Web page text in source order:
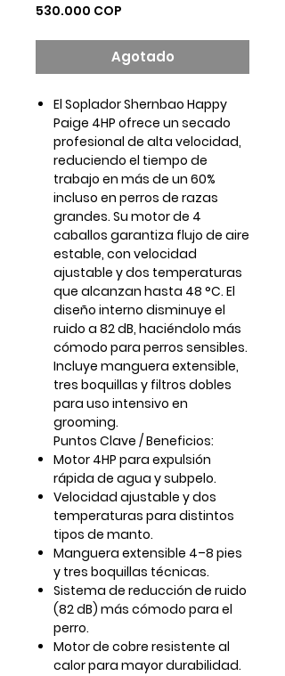
530.000 COP
Agotado
El Soplador Shernbao Happy
Paige 4HP ofrece un secado
profesional de alta velocidad,
reduciendo el tiempo de
trabajo en más de un 60%
incluso en perros de razas
grandes. Su motor de 4
caballos garantiza flujo de aire
estable, con velocidad
ajustable y dos temperaturas
que alcanzan hasta 48 °C. El
diseño interno disminuye el
ruido a 82 dB, haciéndolo más
cómodo para perros sensibles.
Incluye manguera extensible,
tres boquillas y filtros dobles
para uso intensivo en
grooming.
Puntos Clave / Beneficios:
Motor 4HP para expulsión
rápida de agua y subpelo.
Velocidad ajustable y dos
temperaturas para distintos
tipos de manto.
Manguera extensible 4–8 pies
y tres boquillas técnicas.
Sistema de reducción de ruido
(82 dB) más cómodo para el
perro.
Motor de cobre resistente al
calor para mayor durabilidad.